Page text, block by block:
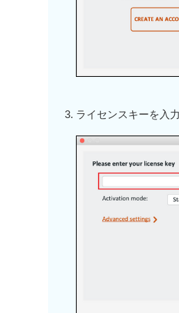
ライセンスキーを入